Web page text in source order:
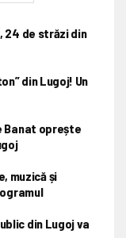
24 de străzi din
din Lugoj! Un
Banat oprește
muzică și
din Lugoj va